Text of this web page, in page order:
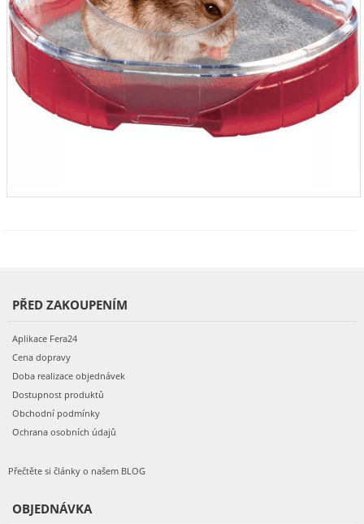
PŘED ZAKOUPENÍM
Aplikace Fera24
Cena dopravy
Doba realizace objednávek
Dostupnost produktů
Obchodní podmínky
Ochrana osobních údajů
Přečtěte si články o našem BLOG
OBJEDNÁVKA